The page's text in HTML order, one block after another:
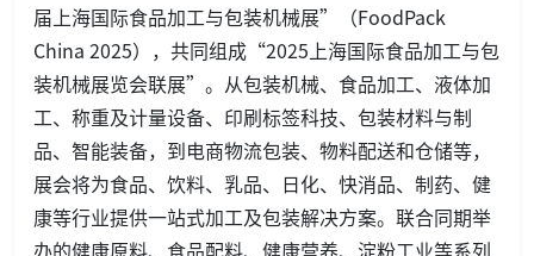
届上海国际食品加工与包装机械展”（FoodPack
China 2025），共同组成“2025上海国际食品加工与包
装机械展览会联展”。从包装机械、食品加工、液体加
工、称重及计量设备、印刷标签科技、包装材料与制
品、智能装备，到电商物流包装、物料配送和仓储等，
展会将为食品、饮料、乳品、日化、快消品、制药、健
康等行业提供一站式加工及包装解决方案。联合同期举
办的健康原料、食品配料、健康营养、淀粉工业等系列